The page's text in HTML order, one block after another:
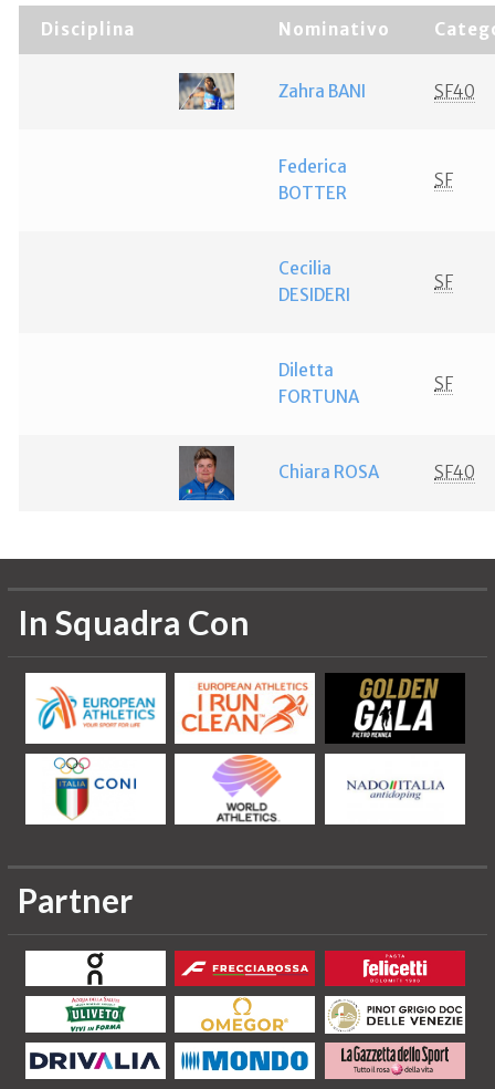
Disciplina Nominativo
Zahra BANI SF40
Federica
BOTTER
SF
Cecilia
DESIDERI
SF
Diletta
FORTUNA
SF
Chiara ROSA SF40
In Squadra Con
Partner